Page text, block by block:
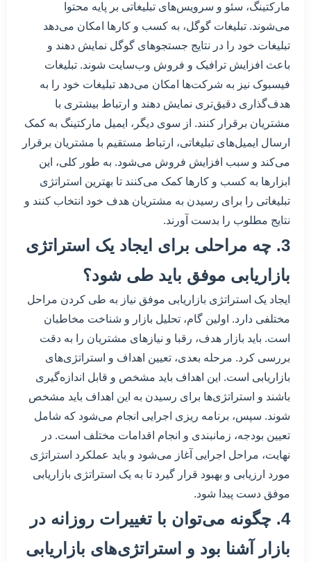
مارکتینگ، سئو و سرویس‌های تبلیغاتی بر پایه محتوا
می‌شوند. تبلیغات گوگل، به کسب و کارها امکان می‌دهد
تبلیغات خود را در نتایج جستجوهای گوگل نمایش دهند و
باعث افزایش ترافیک و فروش وب‌سایت شوند. تبلیغات
فیسبوک نیز به شرکت‌ها امکان می‌دهد تبلیغات خود را به
هدف‌گذاری دقیق‌تری نمایش دهند و ارتباط بیشتری با
مشتریان برقرار کنند. از سوی دیگر، ایمیل مارکتینگ به کمک
ارسال ایمیل‌های تبلیغاتی، ارتباط مستقیم با مشتریان برقرار
می‌کند و سبب افزایش فروش می‌شود. به طور کلی، این
ابزارها به کسب و کارها کمک می‌کنند تا بهترین استراتژی
تبلیغاتی را برای رسیدن به مشتریان هدف خود انتخاب کنند و
نتایج مطلوب را بدست آورند.
3. چه مراحلی برای ایجاد یک استراتژی
بازاریابی موفق باید طی شود؟
ایجاد یک استراتژی بازاریابی موفق نیاز به طی کردن مراحل
مختلفی دارد. اولین گام، تحلیل بازار و شناخت مخاطبان
است. باید بازار هدف، رقبا و نیازهای مشتریان را به دقت
بررسی کرد. مرحله بعدی، تعیین اهداف و استراتژی‌های
بازاریابی است. این اهداف باید مشخص و قابل اندازه‌گیری
باشند و استراتژی‌ها برای رسیدن به این اهداف باید مشخص
شوند. سپس، برنامه ریزی اجرایی انجام می‌شود که شامل
تعیین بودجه، زمانبندی و انجام اقدامات مختلف است. در
نهایت، مراحل اجرایی آغاز می‌شود و باید عملکرد استراتژی
مورد ارزیابی و بهبود قرار گیرد تا به یک استراتژی بازاریابی
موفق دست پیدا شود.
4. چگونه می‌توان با تغییرات روزانه در
بازار آشنا بود و استراتژی‌های بازاریابی